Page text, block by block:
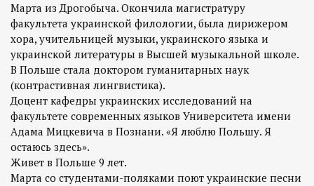
Марта из Дрогобыча. Окончила магистратуру
факультета украинской филологии, была дирижером
хора, учительницей музыки, украинского языка и
украинской литературы в Высшей музыкальной школе.
В Польше стала доктором гуманитарных наук
(контрастивная лингвистика).
Доцент кафедры украинских исследований на
факультете современных языков Университета имени
Адама Мицкевича в Познани. «Я люблю Польшу. Я
остаюсь здесь».
Живет в Польше 9 лет.
Марта со студентами-поляками поют украинские песни